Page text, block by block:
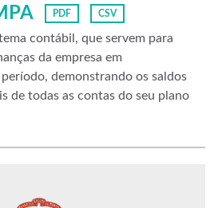
PDF CSV
contábil, que servem para
da empresa em
demonstrando os saldos
de todas as contas do seu plano